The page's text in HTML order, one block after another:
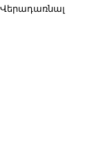
Վերադառնալ